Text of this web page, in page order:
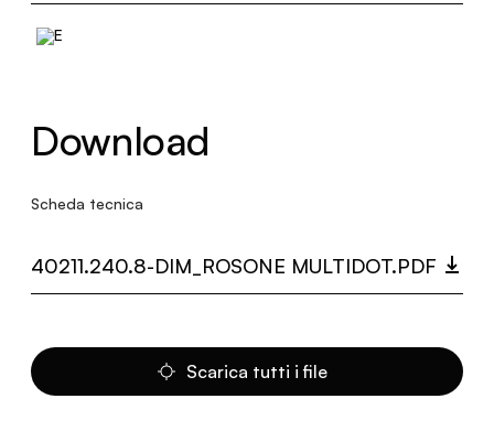
Download
Scheda tecnica
40211.240.8-DIM_ROSONE MULTIDOT.PDF
Scarica tutti i file